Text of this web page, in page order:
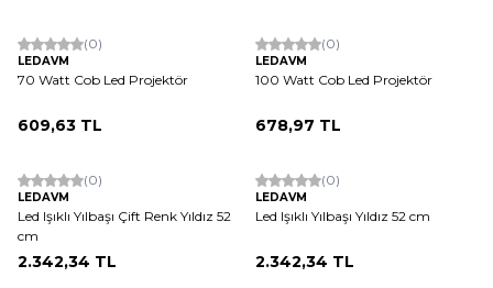
(0)
LEDAVM
70 Watt Cob Led Projektör
609,63 TL
(0)
LEDAVM
100 Watt Cob Led Projektör
678,97 TL
(0)
LEDAVM
Led Işıklı Yılbaşı Çift Renk Yıldız 52
cm
2.342,34 TL
(0)
LEDAVM
Led Işıklı Yılbaşı Yıldız 52 cm
2.342,34 TL